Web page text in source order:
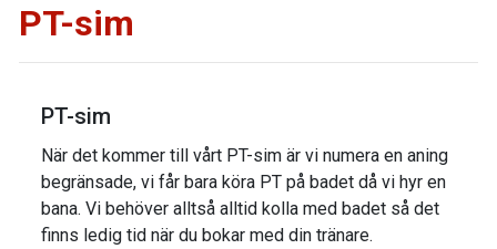
PT-sim
PT-sim
När det kommer till vårt PT-sim är vi numera en aning
begränsade, vi får bara köra PT på badet då vi hyr en
bana. Vi behöver alltså alltid kolla med badet så det
finns ledig tid när du bokar med din tränare.